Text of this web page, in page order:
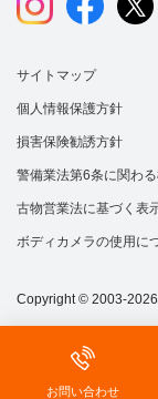
お問い合わせ
サイトマップ
個人情報保護方針
損害保険勧誘方針
警備業法第6条に関わ
古物営業法に基づく表
ボディカメラの使用に
Copyright © 2003-